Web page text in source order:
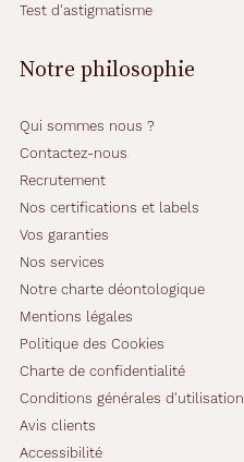
Test d'astigmatisme
Notre philosophie
Qui sommes nous ?
Contactez-nous
Recrutement
Nos certifications et labels
Vos garanties
Nos services
Notre charte déontologique
Mentions légales
Politique des Cookies
Charte de confidentialité
Conditions générales d'utilisation
Avis clients
Accessibilité